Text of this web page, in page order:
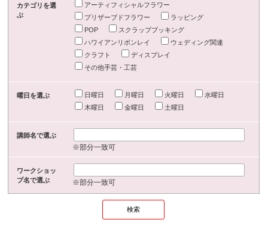
カテゴリを選
ぶ
アーティフィシャルフラワー
プリザーブドフラワー
ラッピング
POP
スクラップブッキング
ハワイアンリボンレイ
ウェディング関連
クラフト
ディスプレイ
その他手芸・工芸
曜日を選ぶ 日曜日 月曜日 火曜日
水曜日
木曜日
金曜日 土曜日
講師名で選ぶ
※部分一致可
ワークショッ
プ名で選ぶ
※部分一致可